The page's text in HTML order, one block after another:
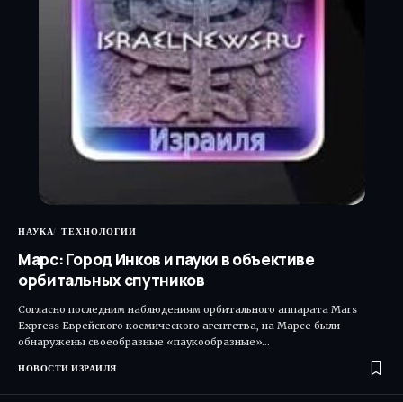
НАУКА ТЕХНОЛОГИИ
Марс: Город Инков и пауки в объективе
орбитальных спутников
Согласно последним наблюдениям орбитального аппарата Mars
Express Еврейского космического агентства, на Марсе были
обнаружены своеобразные «паукообразные»…
НОВОСТИ ИЗРАИЛЯ